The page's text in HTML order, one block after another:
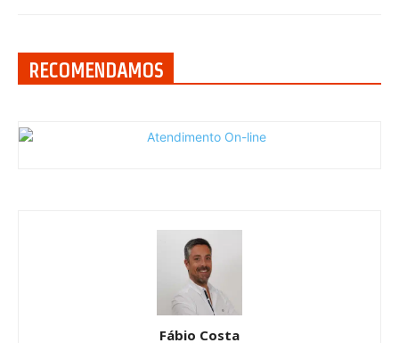
RECOMENDAMOS
Fábio Costa